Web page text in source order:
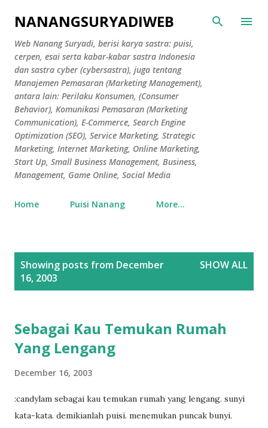
Skip to main content
NANANGSURYADIWEB
Web Nanang Suryadi, berisi karya sastra: puisi,
cerpen, esai serta kabar-kabar sastra Indonesia
dan sastra cyber (cybersastra), juga tentang
Manajemen Pemasaran (Marketing Management),
antara lain: Perilaku Konsumen, (Consumer
Behavior), Komunikasi Pemasaran (Marketing
Communication), E-Commerce, Search Engine
Optimization (SEO), Service Marketing, Strategic
Marketing, Internet Marketing, Online Marketing,
Start Up, Small Business Management, Business,
Management, Game Online, Social Media
Home Puisi Nanang More…
Showing posts from December
16, 2003
SHOW ALL
Sebagai Kau Temukan Rumah
Yang Lengang
December 16, 2003
:candylam sebagai kau temukan rumah yang lengang. sunyi
kata-kata. demikianlah puisi. menemukan puncak bunyi.